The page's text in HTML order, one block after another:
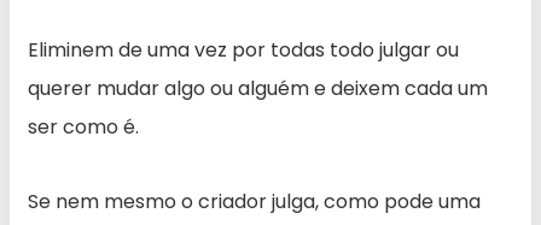
Eliminem de uma vez por todas todo julgar ou
querer mudar algo ou alguém e deixem cada um
ser como é.
Se nem mesmo o criador julga, como pode uma